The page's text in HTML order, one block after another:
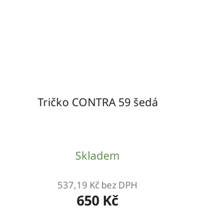
Tričko CONTRA 59 šedá
Skladem
537,19 Kč bez DPH
650 Kč